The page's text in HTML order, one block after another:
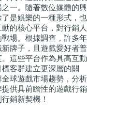
一。隨著數位媒體的興
是娛樂的一種形式，也
的核心平台，對行銷人
場。根據調查，許多年
牌子，且遊戲愛好者普
這些平台作為具高互動
客群建立更深層的關
球遊戲市場趨勢，分析
供具前瞻性的遊戲行銷
銷新契機！